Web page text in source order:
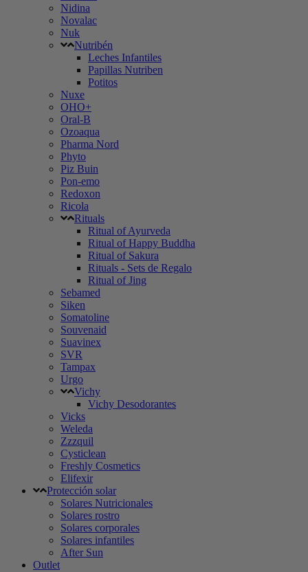
Nidina
Novalac
Nuk
Nutribén
Leches Infantiles
Papillas Nutriben
Potitos
Nuxe
OHO+
Oral-B
Ozoaqua
Pharma Nord
Phyto
Piz Buin
Pon-emo
Redoxon
Ricola
Rituals
Ritual of Ayurveda
Ritual of Happy Buddha
Ritual of Sakura
Rituals - Sets de Regalo
Ritual of Jing
Sebamed
Siken
Somatoline
Souvenaid
Suavinex
SVR
Tampax
Urgo
Vichy
Vichy Desodorantes
Vicks
Weleda
Zzzquil
Cysticlean
Freshly Cosmetics
Elifexir
Protección solar
Solares Nutricionales
Solares rostro
Solares corporales
Solares infantiles
After Sun
Outlet